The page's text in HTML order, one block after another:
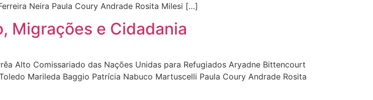
Neira Paula Coury Andrade Rosita Milesi […]
Migrações e Cidadania
Alto Comissariado das Nações Unidas para Refugiados Aryadne Bittencourt
Marileda Baggio Patrícia Nabuco Martuscelli Paula Coury Andrade Rosita